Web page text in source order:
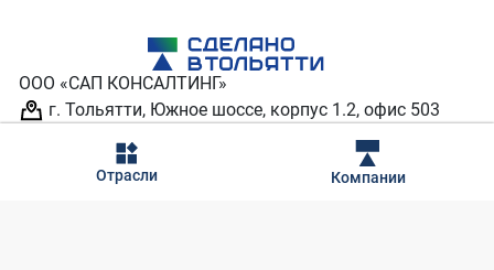
Отрасли Компании
ООО «САП КОНСАЛТИНГ»
г. Тольятти, Южное шоссе, корпус 1.2, офис 503
info@madeintlt.ru